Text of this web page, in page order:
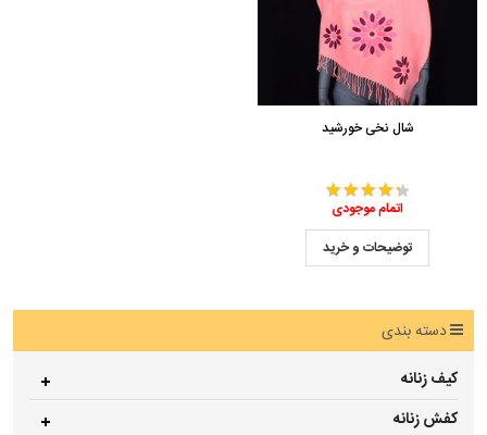
شال نخی خورشید
اتمام موجودی
توضیحات و خرید
دسته بندی
کیف زنانه
کفش زنانه